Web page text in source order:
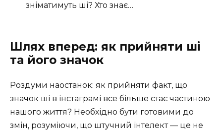
зніматимуть ші? Хто знає…
Шлях вперед: як прийняти ші
та його значок
Роздуми наостанок: як прийняти факт, що
значок ші в інстаграмі все більше стає частиною
нашого життя? Необхідно бути готовими до
змін, розуміючи, що штучний інтелект — це не